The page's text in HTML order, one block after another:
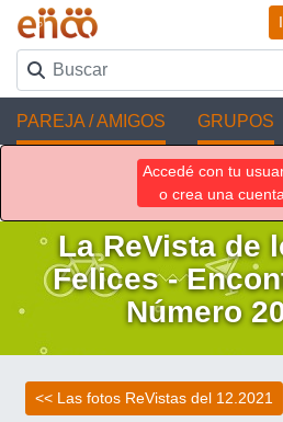
PAREJA / AMIGOS GRUPOS
Accedé con tu
o crea una
La ReVista de
Felices -
Número
<< Las fotos ReVistas del 12.2021